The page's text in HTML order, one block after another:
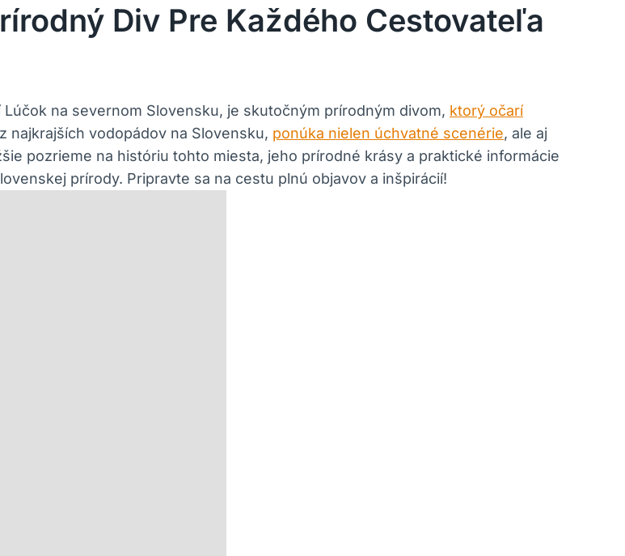
Div Pre Každého Cestovateľa
na severnom Slovensku, je skutočným prírodným divom, ktorý očarí
najkrajších vodopádov na Slovensku, ponúka nielen úchvatné scenérie, ale aj
pozrieme na históriu tohto miesta, jeho prírodné krásy a praktické informácie
prírody. Pripravte sa na cestu plnú objavov a inšpirácií!